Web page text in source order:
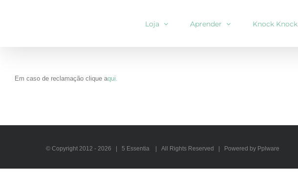
Loja Aprender Knock Knock
Em caso de reclamação clique aqui.
© Copyright 2012 -2026 | 5 Essentia | All Rights Reserved | Powered by Pplware